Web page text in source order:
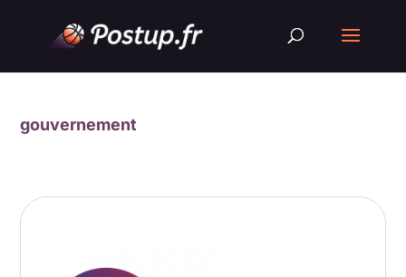
gouvernement